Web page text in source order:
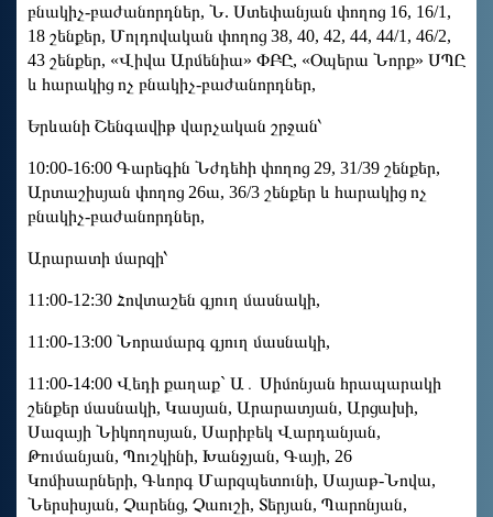
բնակիչ-բաժանորդներ, Ն. Ստեփանյան փողոց 16, 16/1,
18 շենքեր, Մոլդովական փողոց 38, 40, 42, 44, 44/1, 46/2,
43 շենքեր, «Վիվա Արմենիա» ՓԲԸ, «Օպերա Նորք» ՍՊԸ
և հարակից ոչ բնակիչ-բաժանորդներ,
Երևանի Շենգավիթ վարչական շրջան՝
10:00-16:00 Գարեգին Նժդեհի փողոց 29, 31/39 շենքեր,
Արտաշիսյան փողոց 26ա, 36/3 շենքեր և հարակից ոչ
բնակիչ-բաժանորդներ,
Արարատի մարզի՝
11:00-12:30 Հովտաշեն գյուղ մասնակի,
11:00-13:00 Նորամարգ գյուղ մասնակի,
11:00-14:00 Վեդի քաղաք` Ա․ Սիմոնյան հրապարակի
շենքեր մասնակի, Կասյան, Արարատյան, Արցախի,
Սազայի Նիկողոսյան, Սարիբեկ Վարդանյան,
Թումանյան, Պուշկինի, Խանջյան, Գայի, 26
Կոմիսարների, Գևորգ Մարզպետունի, Սայաթ-Նովա,
Ներսիսյան, Չարենց, Չաուշի, Տերյան, Պարոնյան,